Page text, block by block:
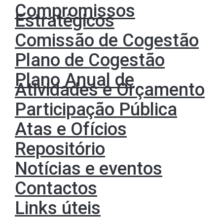
Compromissos
Estratégicos
Comissão de Cogestão
Plano de Cogestão
Plano Anual de
Atividades e Orçamento
Participação Pública
Atas e Ofícios
Repositório
Notícias e eventos
Contactos
Links úteis